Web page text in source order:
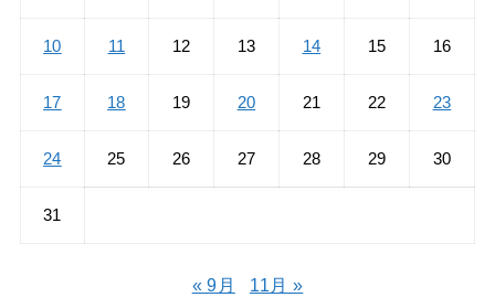
10 11 12 13 14 15 16
17 18 19 20 21 22 23
24 25 26 27 28 29 30
31
« 9月 11月 »